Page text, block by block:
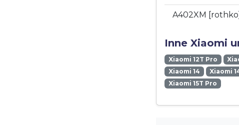
A402XM [rothko]
Inne Xiaomi
Xiaomi 12T Pro
Xiaomi 14
Xiaomi
Xiaomi 15T Pro